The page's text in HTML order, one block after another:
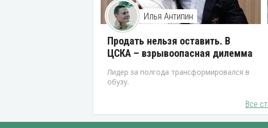
Илья Антипин
Продать нельзя оставить. В
ЦСКА – взрывоопасная дилемма
Лидер за полгода трансформировался в
обузу.
Все